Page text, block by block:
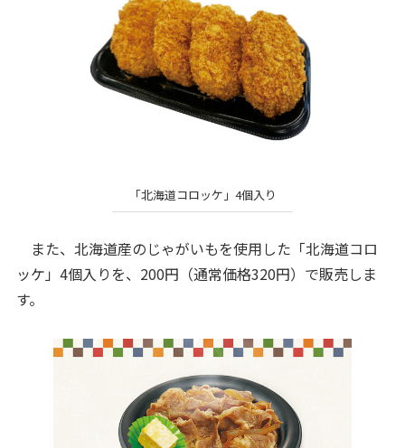
「北海道コロッケ」4個入り
また、北海道産のじゃがいもを使用した「北海道コロ
ッケ」4個入りを、200円（通常価格320円）で販売しま
す。